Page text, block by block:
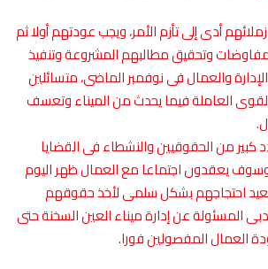
أن فصل 8 من زملائهم أدى إلى تأزم الأمر، ويجب عودتهم أولا ثم
وتحقيق مطالبهم المشروعة وتنفيذ
الإدارة والعمال فى نوفمبر الماضى، متسائلين
القوى العاملة فيما يحدث من الميناء وتعسف
كبير من الحقوقيين والنشطاء فى القضايا
وسوف يعقدون اجتماعا مع العمال ظهر اليوم
احتجاجهم بشكل سلمى لأخذ حقوقهم
المسئولة عن إدارة ميناء العين السخنة حتى